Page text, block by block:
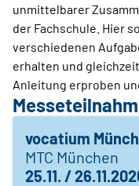
unmittelbarer
der Fachschule. Hier
verschiedenen
erhalten und
Anleitung erproben
vocatium
MTC München
25.11. /